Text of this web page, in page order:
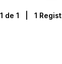
de 1 | 1